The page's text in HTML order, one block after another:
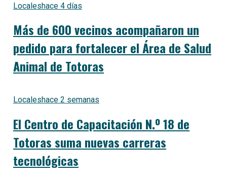
Localeshace 4 días
Más de 600 vecinos acompañaron un
pedido para fortalecer el Área de Salud
Animal de Totoras
Localeshace 2 semanas
El Centro de Capacitación N.º 18 de
Totoras suma nuevas carreras
tecnológicas